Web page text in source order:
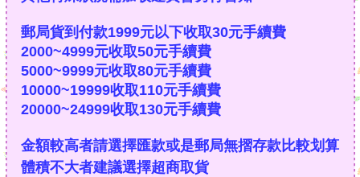
郵局貨到付款1999元以下收取30元手續費
2000~4999元收取50元手續費
5000~9999元收取80元手續費
10000~19999收取110元手續費
20000~24999收取130元手續費
金額較高者請選擇匯款或是郵局無摺存款比較划算
體積不大者建議選擇超商取貨